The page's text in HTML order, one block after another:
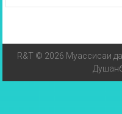
R&T © 2026 Муассисаи